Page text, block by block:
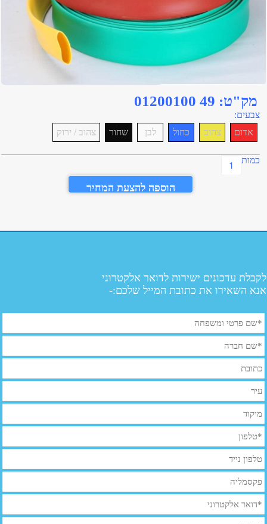
מק"ט: 49 01200100
צבעים:
אדום
צהוב כחול לבן שחור צהוב / ירוק
כמות
הוספה להצעת המחיר
לקבלת עדכונים ישירות לדואר אלקטרוני
אנא השאירו את כתובת המייל שלכם:-